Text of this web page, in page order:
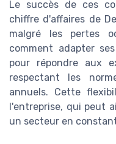
Le succès de ces
chiffre d'affaires de
malgré les pertes
comment adapter
pour répondre aux
respectant les
annuels. Cette
l'entreprise, qui peut
un secteur en